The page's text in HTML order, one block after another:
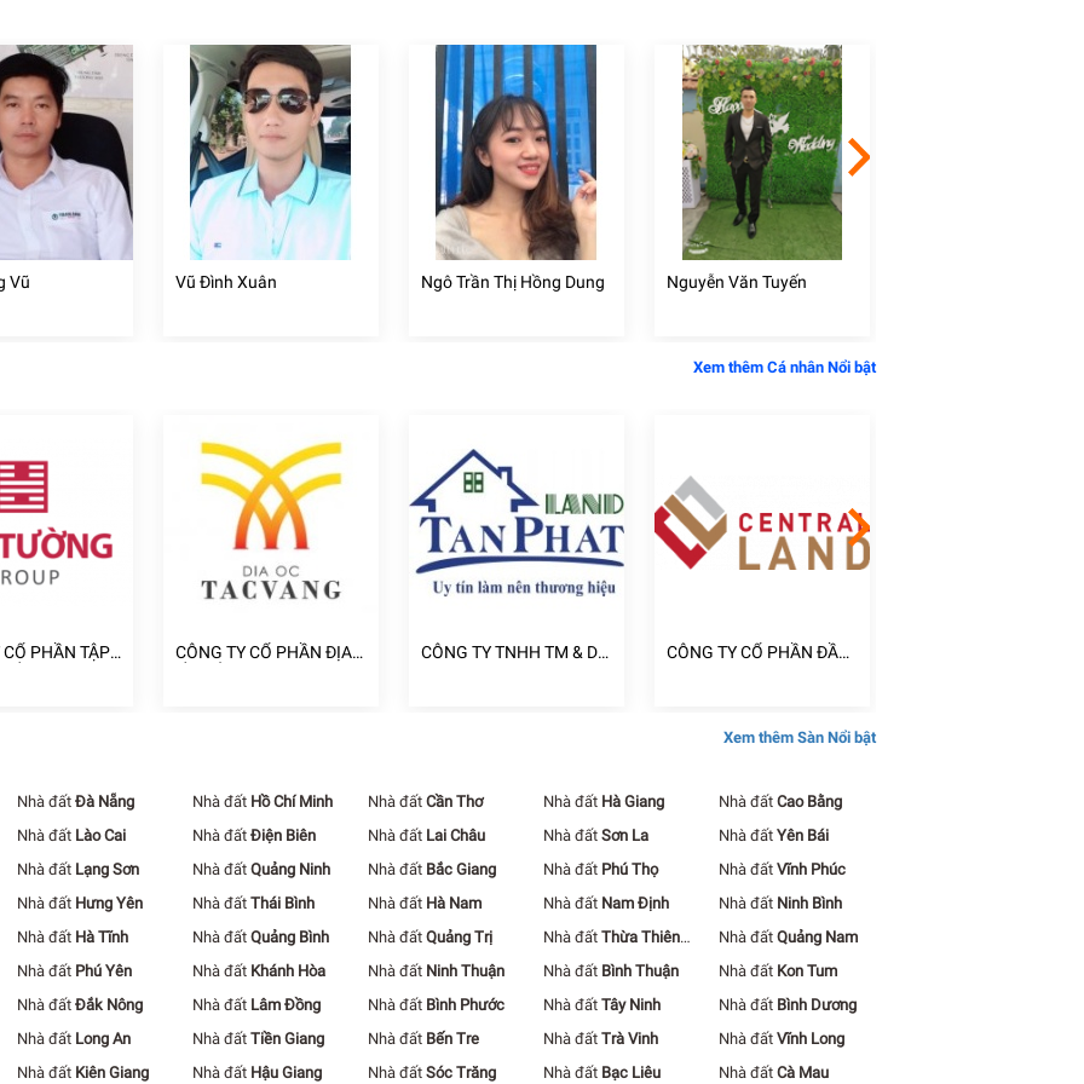
Vũ Vũ Đình Xuân Ngô Trần Thị Hồng Dung Nguyễn Văn Tuyến
Xem thêm Cá nhân Nổi bật
CỔ PHẦN TẬP
CÔNG TY CỔ PHẦN ĐỊA
CÔNG TY TNHH TM & DV
CÔNG TY CỔ PHẦN ĐẦU
Xem thêm Sàn Nổi bật
Nhà đất Đà Nẵng Nhà đất Hồ Chí Minh Nhà đất Cần Thơ Nhà đất Hà Giang Nhà đất Cao Bằng
Nhà đất Lào Cai Nhà đất Điện Biên Nhà đất Lai Châu Nhà đất Sơn La Nhà đất Yên Bái
Nhà đất Lạng Sơn Nhà đất Quảng Ninh Nhà đất Bắc Giang Nhà đất Phú Thọ Nhà đất Vĩnh Phúc
Nhà đất Hưng Yên Nhà đất Thái Bình Nhà đất Hà Nam Nhà đất Nam Định Nhà đất Ninh Bình
Nhà đất Hà Tĩnh Nhà đất Quảng Bình Nhà đất Quảng Trị Nhà đất Thừa Thiên
Nhà đất Quảng Nam
Nhà đất Phú Yên Nhà đất Khánh Hòa Nhà đất Ninh Thuận Nhà đất Bình Thuận Nhà đất Kon Tum
Nhà đất Đắk Nông Nhà đất Lâm Đồng Nhà đất Bình Phước Nhà đất Tây Ninh Nhà đất Bình Dương
Nhà đất Long An Nhà đất Tiền Giang Nhà đất Bến Tre Nhà đất Trà Vinh Nhà đất Vĩnh Long
Nhà đất Kiên Giang Nhà đất Hậu Giang Nhà đất Sóc Trăng Nhà đất Bạc Liêu Nhà đất Cà Mau